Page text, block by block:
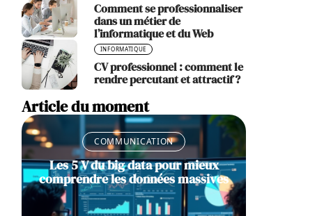
Comment se professionnaliser
dans un métier de
l’informatique et du Web
INFORMATIQUE
CV professionnel : comment le
rendre percutant et attractif ?
Article du moment
COMMUNICATION
Les 5 V du big data pour mieux
comprendre les données massives